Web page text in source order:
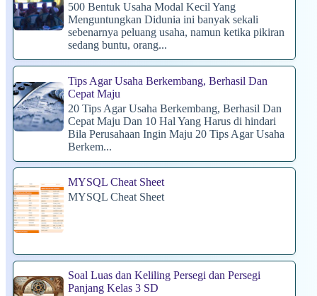
500 Bentuk Usaha Modal Kecil Yang
Menguntungkan Didunia ini banyak sekali
sebenarnya peluang usaha, namun ketika pikiran
sedang buntu, orang...
Tips Agar Usaha Berkembang, Berhasil Dan
Cepat Maju
20 Tips Agar Usaha Berkembang, Berhasil Dan
Cepat Maju Dan 10 Hal Yang Harus di hindari
Bila Perusahaan Ingin Maju 20 Tips Agar Usaha
Berkem...
MYSQL Cheat Sheet
MYSQL Cheat Sheet
Soal Luas dan Keliling Persegi dan Persegi
Panjang Kelas 3 SD